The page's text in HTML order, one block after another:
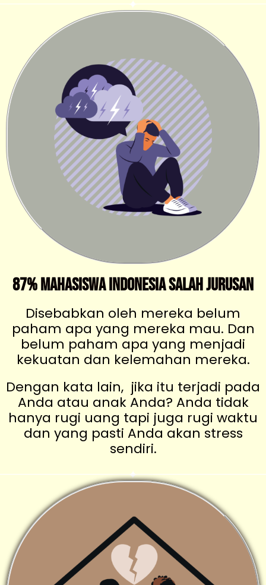
87% Mahasiswa Indonesia Salah Jurusan
Disebabkan oleh mereka belum
paham apa yang mereka mau. Dan
belum paham apa yang menjadi
kekuatan dan kelemahan mereka.
Dengan kata lain, jika itu terjadi pada
Anda atau anak Anda? Anda tidak
hanya rugi uang tapi juga rugi waktu
dan yang pasti Anda akan stress
sendiri.